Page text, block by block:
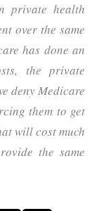
private health
over the same
has done an
the private
deny Medicare
them to get
will cost much
the same